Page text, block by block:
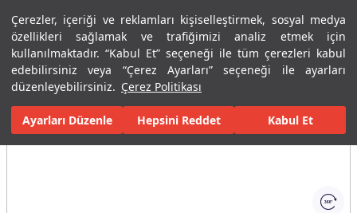
Çerezler, içeriği ve reklamları kişiselleştirmek, sosyal medya
özellikleri sağlamak ve trafiğimizi analiz etmek için
kullanılmaktadır. “Kabul Et” seçeneği ile tüm çerezleri kabul
edebilirsiniz veya “Çerez Ayarları” seçeneği ile ayarları
düzenleyebilirsiniz. Çerez Politikası
Ayarları Düzenle Hepsini Reddet Kabul Et
Menü Menü
Ana Sayfa Banyolar Banyo Mobilyaları Banyo Dolapları
Tüm Görseller(1)